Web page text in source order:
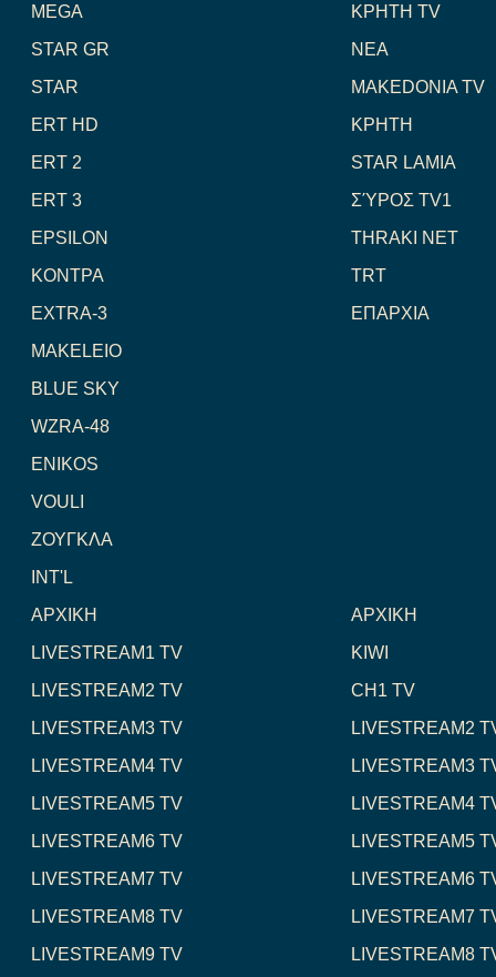
MEGA
STAR GR
STAR
ERT HD
ERT 2
ERT 3
EPSILON
ΚΟΝΤΡΑ
EXTRA-3
MAKELEIO
BLUE SKY
WZRA-48
ENIKOS
VOULI
ΖΟΥΓΚΛΑ
INT'L
ΚΡΗΤΗ TV
NEA
MAKEDONIA TV
ΚΡΗΤΗ
STAR LAMIA
ΣΎΡΟΣ TV1
THRAKI NET
TRT
ΕΠΑΡΧΙΑ
ΑΡΧΙΚΗ
LIVESTREAM1 TV
LIVESTREAM2 TV
LIVESTREAM3 TV
LIVESTREAM4 TV
LIVESTREAM5 TV
LIVESTREAM6 TV
LIVESTREAM7 TV
LIVESTREAM8 TV
LIVESTREAM9 TV
ΑΡΧΙΚΗ
KIWI
CH1 TV
LIVESTREAM2
LIVESTREAM3
LIVESTREAM4
LIVESTREAM5
LIVESTREAM6
LIVESTREAM7
LIVESTREAM8